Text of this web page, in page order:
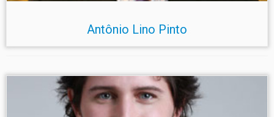
Antônio Lino Pinto